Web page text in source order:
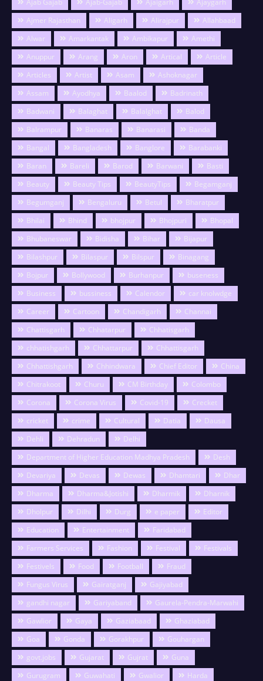
Ajmer Rajasthan
Aligarh Alirajpur
Allahbaad
Alwar
Amarkantak Ambikapur
Amethi
Anuppur
Arang Aron Artical
Article
Articles
Artist Asam
Ashoknagar
Assam
Ayodhya Baalod
Badrinath
Badwani
Balaghat Balalghat
Balod
Balrampur
Banaras Banarasi
Banda
Bangal
Bangladesh Banglore
Barabanki
Baran
Bareli Barod Barwani
Basti
Beauty
Beauty Tips BeautyTips
Begamganj
Begumganj
Bengaluru Betul
Bharatpur
Bhilai
Bhind bhojpur Bhojpuri
Bhopal
Bhubaneswar
Bidisha Bihar
Bijapur
Bilashpur
Bilaspur Bilspur
Binagang
Bojpur
Bollywood Burhanpur
buseness
Business
bussiness Calendor
car knolwdge
Career
Cartoon Chandigarh
Channai
Chattisgarh
Chhatarpur
Chhatisgarh
chhatishgarh
Chhattarpur
Chhattisgarh
Chhattishgarh
Chhindwara Chief Editor
China
Chitrakoot
Churu CM Birthday
Colombo
Corona
Corona Virus Covid-19
Crecket
cricket
crime Cultural Datia
Dausa
Dehli
Dehradun
Delhi
Department of Higher Education Madhya Pradesh
Desh
Devariya
Devas Dewas Dhamtari
Dhar
Dharma
Dharma&Jotishi Dharmik
Dharnik
Dholpur
Dilhi Durg e paper
Editor
Education
Entertainment
Faridabad
Farmers Services
Fashion Festival
Festivals
Festivels
Food Football
Fraud
Fungus Virus
Gairatganj
Gajiyabad
gandhi nagar
Gariyaband
Gaurela-Pendra-Marwahi
Gawlior
Gaya Gaziabaad
Ghaziabad
Goa
Gonda Gorakhpur
Gouhargan
govt.jobs
Gujarat Gujrat
Guna
Gurugram
Guwahati Gwalior
Harda